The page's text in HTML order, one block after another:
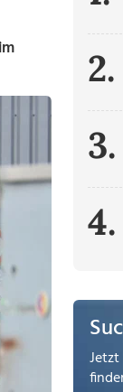
2.
3.
4.